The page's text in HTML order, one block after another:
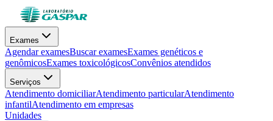
Exames
Agendar examesBuscar examesExames genéticos e
genômicosExames toxicológicosConvênios atendidos
Serviços
Atendimento domiciliarAtendimento particularAtendimento
infantilAtendimento em empresas
Unidades